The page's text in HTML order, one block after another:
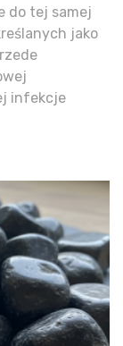
do tej samej
jako
infekcje